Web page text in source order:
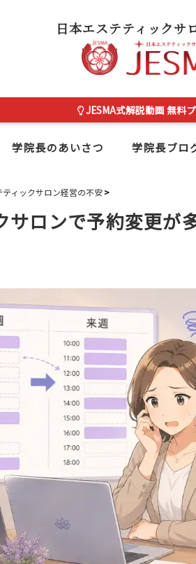
日本エステティックサ
JESMA式解説動画 無料
学院長のあいさつ 学院長ブロ
ティックサロン経営の不安
サロンで予約変更が